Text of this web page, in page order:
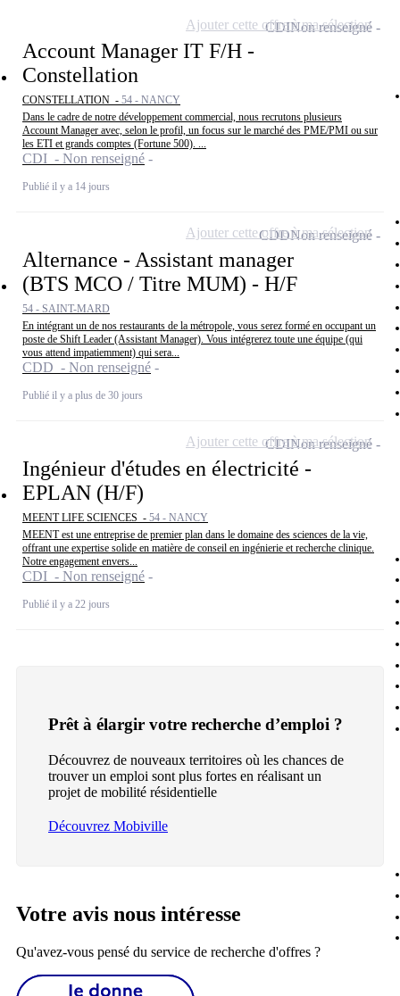
Account Manager IT F/H -
Constellation
CONSTELLATION - 54 - NANCY
Dans le cadre de notre développement commercial, nous recrutons plusieurs
Account Manager avec, selon le profil, un focus sur le marché des PME/PMI ou sur
les ETI et grands comptes (Fortune 500). ...
CDI - Non renseigné
Publié il y a 14 jours
CDINon renseigné
Ajouter cette offre à ma sélection
Alternance - Assistant manager
(BTS MCO / Titre MUM) - H/F
54 - SAINT-MARD
En intégrant un de nos restaurants de la métropole, vous serez formé en occupant un
poste de Shift Leader (Assistant Manager). Vous intégrerez toute une équipe (qui
vous attend impatiemment) qui sera...
CDD - Non renseigné
Publié il y a plus de 30 jours
CDDNon renseigné
Ajouter cette offre à ma sélection
Ingénieur d'études en électricité -
EPLAN (H/F)
MEENT LIFE SCIENCES - 54 - NANCY
MEENT est une entreprise de premier plan dans le domaine des sciences de la vie,
offrant une expertise solide en matière de conseil en ingénierie et recherche clinique.
Notre engagement envers...
CDI - Non renseigné
Publié il y a 22 jours
CDINon renseigné
Ajouter cette offre à ma sélection
Prêt à élargir votre recherche d’emploi ?
Découvrez de nouveaux territoires où les chances de
trouver un emploi sont plus fortes en réalisant un
projet de mobilité résidentielle
Découvrez Mobiville
Votre avis nous intéresse
Qu'avez-vous pensé du service de recherche d'offres ?